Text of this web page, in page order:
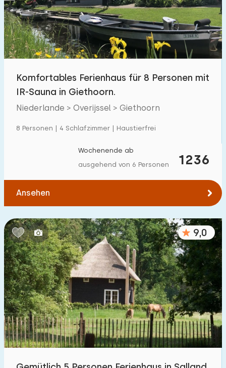
Schwimmbad 218
Eingezäunter Garten 61
Haustierfrei 250
Ladestation Auto
€ 0 — € 1000+
Schlafzimmern:
1 2 3 4 5
Badezimmer:
1 2 3 4 5
Entfernungen
Komfortables Ferienhaus für 8 Personen mit
IR-Sauna in Giethoorn.
Niederlande > Overijssel > Giethoorn
8 Personen | 4 Schlafzimmer | Haustierfrei
1236
Wochenende ab
ausgehend von 6 Personen
Ansehen
9,0